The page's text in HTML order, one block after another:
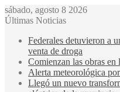
sábado, agosto 8 2026
Últimas Noticias
Federales detuvieron a
venta de droga
Comienzan las obras
Alerta meteorológica
Llegó un nuevo